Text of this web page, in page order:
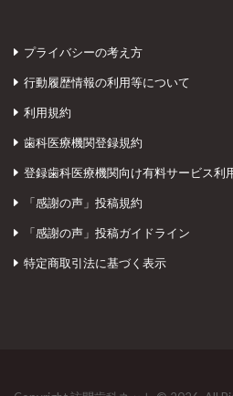
プライバシーの考え方
行動履歴情報の利用等について
利用規約
歯科医療機関登録規約
登録歯科医療機関向け有料サービス利
「感謝の声」投稿規約
「感謝の声」投稿ガイドライン
特定商取引法に基づく表示